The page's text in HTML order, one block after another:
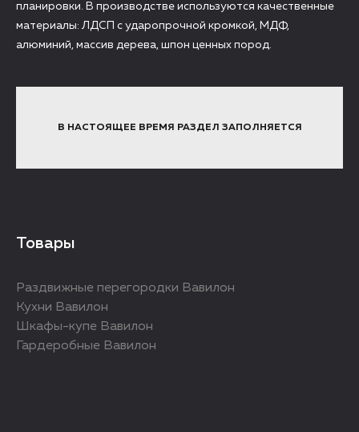
планировки. В производстве используются качественные
материалы: ЛДСП с ударопрочной кромкой, МДФ,
алюминий, массив дерева, шпон ценных пород.
В НАСТОЯЩЕЕ ВРЕМЯ РАЗДЕЛ ЗАПОЛНЯЕТСЯ
Товары
Раздвижные перегородки Вавилон
Кухни Вавилон
Шкафы-купе Вавилон
Гардеробные Вавилон